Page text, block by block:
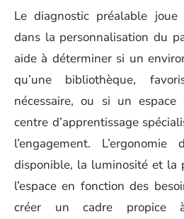
Le diagnostic préalable
dans la personnalisation du
aide à déterminer si un
qu’une bibliothèque,
nécessaire, ou si un
centre d’apprentissage
l’engagement.
disponible, la luminosité et la
l’espace en fonction des
créer un cadre propice